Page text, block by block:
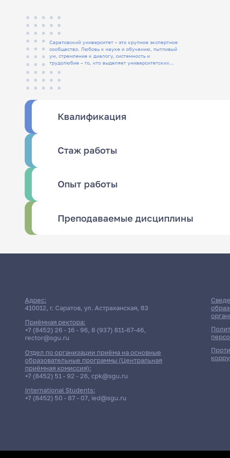
Саратовский университет – это крупное экспертное
сообщество. Любовь к науке и обучению, пытливый
ум, стремление к диалогу, системность и
трудолюбие – то, что выделяет университетских
Квалификация
Стаж работы
Опыт работы
Преподаваемые дисциплины
Адрес:
410012, г. Саратов, ул. Астраханская, 83
Приёмная ректора:
+7 (8452) 26 - 16 - 96, 8 (937) 811-67-46,
rector@sgu.ru
Отдел по организации приёма на основные
образовательные программы (Центральная
приёмная комиссия):
+7 (8452) 51 - 92 - 26, cpk@sgu.ru
International Students:
+7 (8452) 50 - 87 - 07, ied@sgu.ru